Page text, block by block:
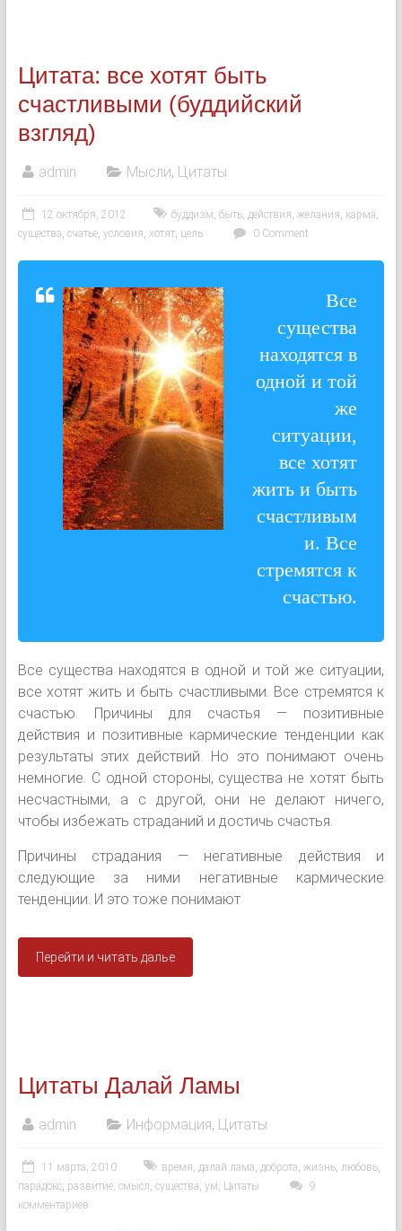
Цитата: все хотят быть
счастливыми (буддийский
взгляд)
admin Мысли, Цитаты
12 октября, 2012 буддизм быть, действия желания карма
существа счатье, условия хотят, цель 0 Comment
Все
существа
находятся в
одной и той
же
ситуации,
все хотят
жить и быть
счастливым
и. Все
стремятся к
счастью.
Все существа находятся в одной и той же ситуации,
все хотят жить и быть счастливыми. Все стремятся к
счастью. Причины для счастья — позитивные
действия и позитивные кармические тенденции как
результаты этих действий. Но это понимают очень
немногие. С одной стороны, существа не хотят быть
несчастными, а с другой, они не делают ничего,
чтобы избежать страданий и достичь счастья.
Причины страдания — негативные действия и
следующие за ними негативные кармические
тенденции. И это тоже понимают
Перейти и читать далье
Цитаты Далай Ламы
admin Информация, Цитаты
11 марта, 2010 время далай лама доброта жизнь, любовь,
парадокс, развитие, смысл существа ум Цитаты
9
комментариев